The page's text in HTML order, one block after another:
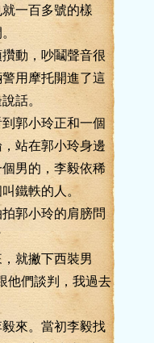
一百多號的樣
，吵鬮聲音很
用摩托開進了這
話。
小玲正和一個
站在郭小玲身邊
男的，李毅依稀
鐵軼的人。
小玲的肩膀問
就撇下西裝男
他們談判，我過去
來。當初李毅找